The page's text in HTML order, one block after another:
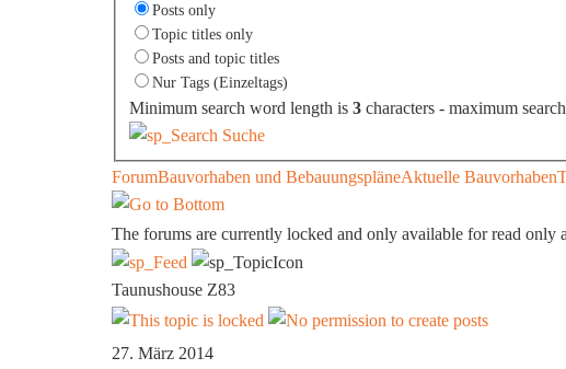
Posts only
Topic titles only
Posts and topic titles
Nur Tags (Einzeltags)
Minimum search word length is 3 characters - maximum
Suche
ForumBauvorhaben und BebauungspläneAktuelle Bauvorhaben
The forums are currently locked and only available for read only
Taunushouse Z83
27. März 2014